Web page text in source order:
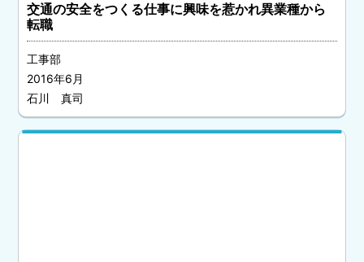
交通の安全をつくる仕事に興味を惹かれ異業種から
転職
工事部
2016年6月
石川 真司